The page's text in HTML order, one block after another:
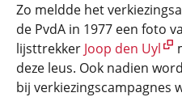
Zo meldde het
de PvdA in 1977 een foto
lijsttrekker Joop den Uyl
deze leus. Ook nadien
bij verkiezingscampagnes